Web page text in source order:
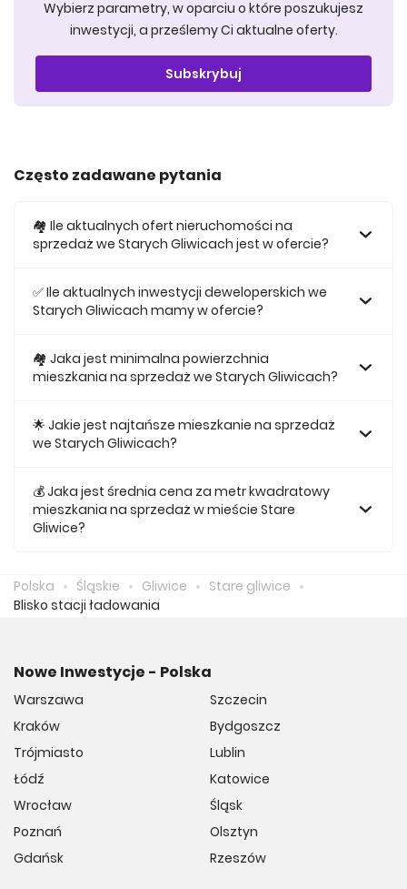
Wybierz parametry, w oparciu o które poszukujesz
inwestycji, a prześlemy Ci aktualne oferty.
Subskrybuj
Często zadawane pytania
🏘️ Ile aktualnych ofert nieruchomości na
sprzedaż we Starych Gliwicach jest w ofercie?
we Starych Gliwicach.
✅ Ile aktualnych inwestycji deweloperskich we
Starych Gliwicach mamy w ofercie?
we Starych Gliwicach.
🏘 Jaka jest minimalna powierzchnia
mieszkania na sprzedaż we Starych Gliwicach?
Gliwicach jest 26,62.
🌟 Jakie jest najtańsze mieszkanie na sprzedaż
we Starych Gliwicach?
naszej ofercie kosztuje 314 116 zł.
💰 Jaka jest średnia cena za metr kwadratowy
mieszkania na sprzedaż w mieście Stare
Gliwice?
Polska Śląskie Gliwice
Stare gliwice
Blisko stacji ładowania
Nowe Inwestycje - Polska
Warszawa
Kraków
Trójmiasto
Łódź
Wrocław
Poznań
Gdańsk
Szczecin
Bydgoszcz
Lublin
Katowice
Śląsk
Olsztyn
Rzeszów